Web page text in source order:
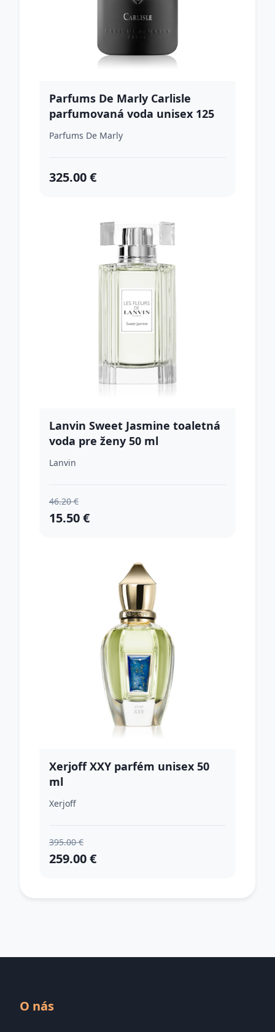
Parfums De Marly Carlisle
parfumovaná voda unisex 125
ml
Parfums De Marly
325.00 €
Lanvin Sweet Jasmine toaletná
voda pre ženy 50 ml
Lanvin
46.20 €
15.50 €
Xerjoff XXY parfém unisex 50
ml
Xerjoff
395.00 €
259.00 €
O nás